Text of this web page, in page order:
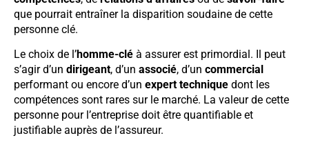
que pourrait entraîner la disparition soudaine de cette
personne clé.
Le choix de l’homme-clé à assurer est primordial. Il peut
s’agir d’un dirigeant, d’un associé, d’un commercial
performant ou encore d’un expert technique dont les
compétences sont rares sur le marché. La valeur de cette
personne pour l’entreprise doit être quantifiable et
justifiable auprès de l’assureur.